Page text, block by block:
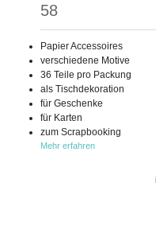
58
Papier Accessoires
verschiedene Motive
36 Teile pro Packung
als Tischdekoration
für Geschenke
für Karten
zum Scrapbooking
Mehr erfahren